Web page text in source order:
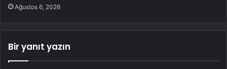
Ağustos 6, 2026
Bir yanıt yazın